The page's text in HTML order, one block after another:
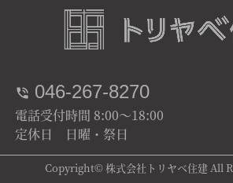
046-267-8270
電話受付時間 8:00～18:00
定休日 日曜・祭日
Copyright© 株式会社トリヤベ住建 All